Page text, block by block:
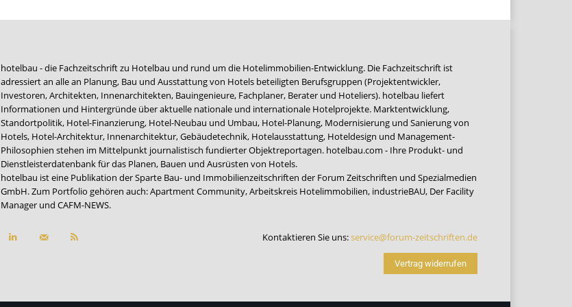
hotelbau - die Fachzeitschrift zu Hotelbau und rund um die Hotelimmobilien-Entwicklung. Die Fachzeitschrift ist
adressiert an alle an Planung, Bau und Ausstattung von Hotels beteiligten Berufsgruppen (Projektentwickler,
Investoren, Architekten, Innenarchitekten, Bauingenieure, Fachplaner, Berater und Hoteliers). hotelbau liefert
Informationen und Hintergründe über aktuelle nationale und internationale Hotelprojekte. Marktentwicklung,
Standortpolitik, Hotel-Finanzierung, Hotel-Neubau und Umbau, Hotel-Planung, Modernisierung und Sanierung von
Hotels, Hotel-Architektur, Innenarchitektur, Gebäudetechnik, Hotelausstattung, Hoteldesign und Management-
Philosophien stehen im Mittelpunkt journalistisch fundierter Objektreportagen. hotelbau.com - Ihre Produkt- und
Dienstleisterdatenbank für das Planen, Bauen und Ausrüsten von Hotels.
hotelbau ist eine Publikation der Sparte Bau- und Immobilienzeitschriften der Forum Zeitschriften und Spezialmedien
GmbH. Zum Portfolio gehören auch:Apartment Community,Arbeitskreis Hotelimmobilien, industrieBAU, Der Facility
Manager und CAFM-NEWS.
Kontaktieren Sie uns:service@forum-zeitschriften.de
Vertrag widerrufen